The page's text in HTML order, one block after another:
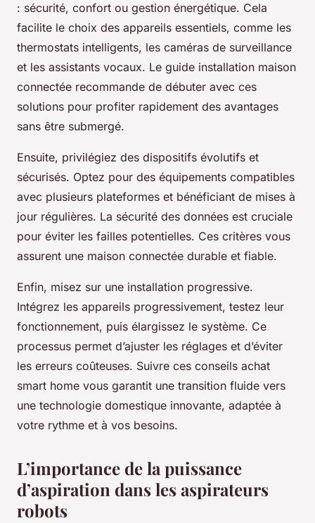
: sécurité, confort ou gestion énergétique. Cela
facilite le choix des appareils essentiels, comme les
thermostats intelligents, les caméras de surveillance
et les assistants vocaux. Le guide installation maison
connectée recommande de débuter avec ces
solutions pour profiter rapidement des avantages
sans être submergé.
Ensuite, privilégiez des dispositifs évolutifs et
sécurisés. Optez pour des équipements compatibles
avec plusieurs plateformes et bénéficiant de mises à
jour régulières. La sécurité des données est cruciale
pour éviter les failles potentielles. Ces critères vous
assurent une maison connectée durable et fiable.
Enfin, misez sur une installation progressive.
Intégrez les appareils progressivement, testez leur
fonctionnement, puis élargissez le système. Ce
processus permet d’ajuster les réglages et d’éviter
les erreurs coûteuses. Suivre ces conseils achat
smart home vous garantit une transition fluide vers
une technologie domestique innovante, adaptée à
votre rythme et à vos besoins.
L’importance de la puissance
d’aspiration dans les aspirateurs
robots